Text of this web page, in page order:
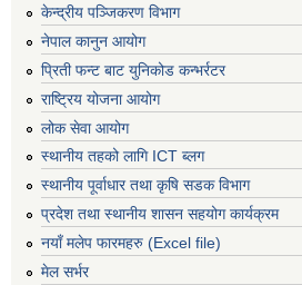
केन्द्रीय पञ्जिकरण विभाग
नेपाल कानुन आयोग
प्रिती फन्ट बाट युनिकोड कन्भर्रटर
राष्ट्रिय योजना आयोग
लोक सेवा आयोग
स्थानीय तहको लागि ICT ब्लग
स्थानीय पूर्वाधार तथा कृषि सडक विभाग
प्रदेश तथा स्थानीय शासन सहयोग कार्यक्रम
नयाँ मलेप फारमहरु (Excel file)
मेल सर्भर